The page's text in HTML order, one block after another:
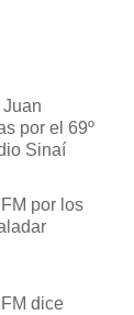
por el 69º
Sinaí
por los
dice